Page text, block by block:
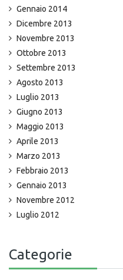
Gennaio 2014
Dicembre 2013
Novembre 2013
Ottobre 2013
Settembre 2013
Agosto 2013
Luglio 2013
Giugno 2013
Maggio 2013
Aprile 2013
Marzo 2013
Febbraio 2013
Gennaio 2013
Novembre 2012
Luglio 2012
Categorie